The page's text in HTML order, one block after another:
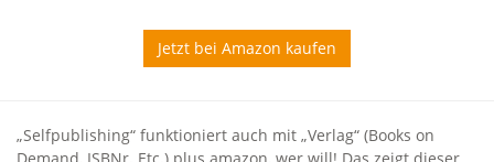
Jetzt bei Amazon kaufen
„Selfpublishing“ funktioniert auch mit „Verlag“ (Books on